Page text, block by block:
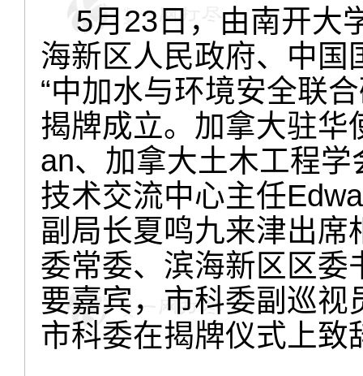
5月23日，由南开大
海新区人民政府、中国
“中加水与环境安全联
揭牌成立。加拿大驻华
an、加拿大土木工程
技术交流中心主任
副局长夏鸣九来津出
委常委、滨海新区区委
要嘉宾，市科委副巡
市科委在揭牌仪式上致